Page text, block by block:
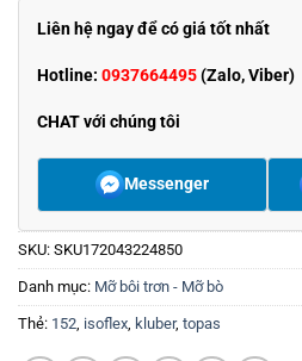
Liên hệ ngay để có giá tốt nhất
Hotline: 0937664495(Zalo, Viber)
CHAT với chúng tôi
Messenger
SKU: SKU172043224850
Danh mục: Mỡ bôi trơn - Mỡ bò
Thẻ: 152 isoflex kluber, topas